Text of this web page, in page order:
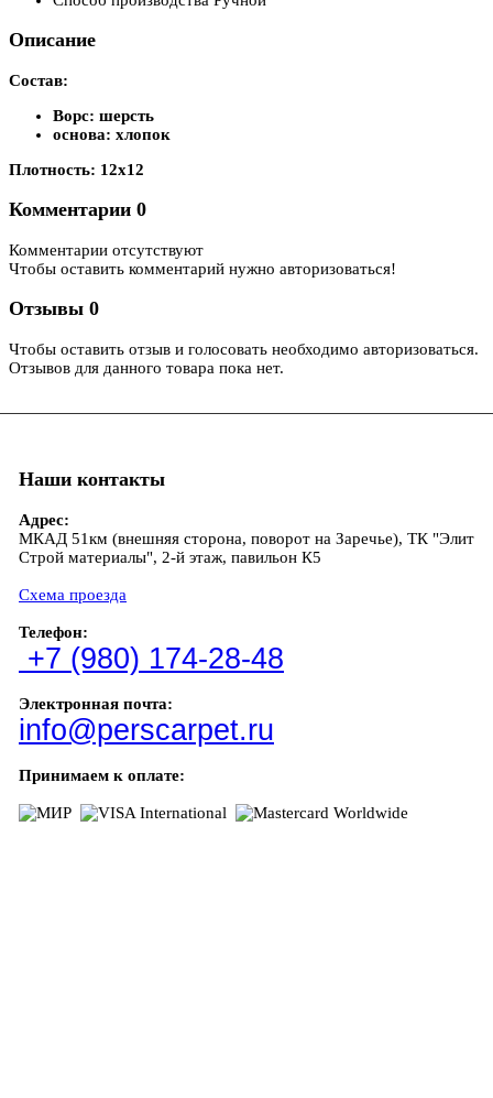
Описание
Состав:
Ворс: шерсть
основа: хлопок
Плотность: 12х12
Комментарии 0
Комментарии отсутствуют
Чтобы оставить комментарий нужно авторизоваться!
Отзывы 0
Чтобы оcтавить отзыв и голосовать необходимо авторизоваться.
Отзывов для данного товара пока нет.
Наши контакты
Адрес:
МКАД 51км (внешняя сторона, поворот на Заречье), ТК "Элит
Строй материалы", 2-й этаж, павильон К5
Схема проезда
Телефон:
+7 (980) 174-28-48
Электронная почта:
info@perscarpet.ru
Принимаем к оплате: